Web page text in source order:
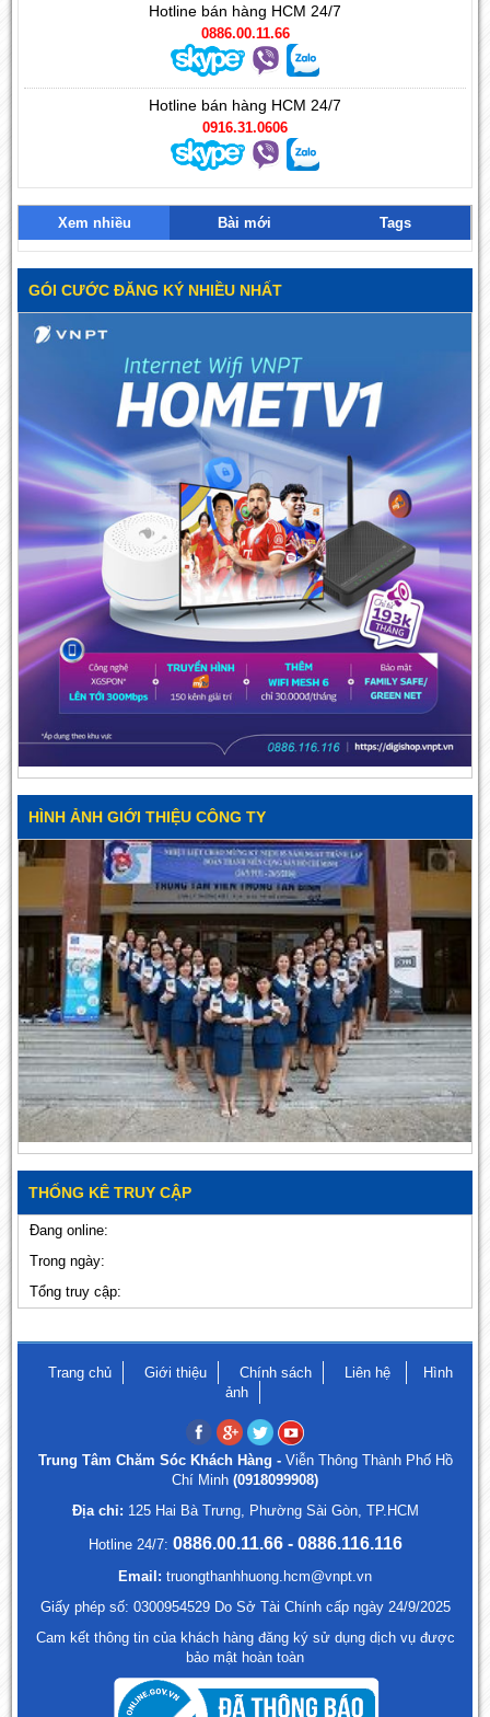
Hotline bán hàng HCM 24/7
0886.00.11.66
Hotline bán hàng HCM 24/7
0916.31.0606
Xem nhiều Bài mới Tags
GÓI CƯỚC ĐĂNG KÝ NHIỀU NHẤT
HÌNH ẢNH GIỚI THIỆU CÔNG TY
THỐNG KÊ TRUY CẬP
Đang online:
Trong ngày:
Tổng truy cập:
Trang chủ Giới thiệu Chính sách Liên hệ
Hình
ảnh
Trung Tâm Chăm Sóc Khách Hàng - Viễn Thông Thành Phố Hồ
Chí Minh (0918099908)
Địa chỉ: 125 Hai Bà Trưng, Phường Sài Gòn, TP.HCM
Hotline 24/7: 0886.00.11.66 - 0886.116.116
Email: truongthanhhuong.hcm@vnpt.vn
Giấy phép số: 0300954529 Do Sở Tài Chính cấp ngày 24/9/2025
Cam kết thông tin của khách hàng đăng ký sử dụng dịch vụ được
bảo mật hoàn toàn